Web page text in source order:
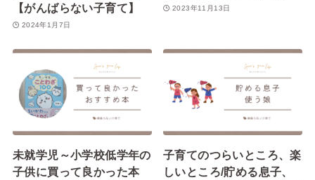
【がんばらない子育て】
2024年1月7日
2023年11月13日
未就学児～小学校低学年の
子供に買って良かった本
子育てのつらいところ、楽
しいところ/貯める息子、